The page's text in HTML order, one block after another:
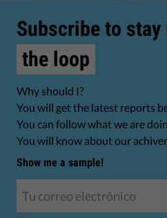
Subscribe to stay
the loop
Why should I?
You will get the latest reports
You can follow what we are
You will know about our
Show me a sample!